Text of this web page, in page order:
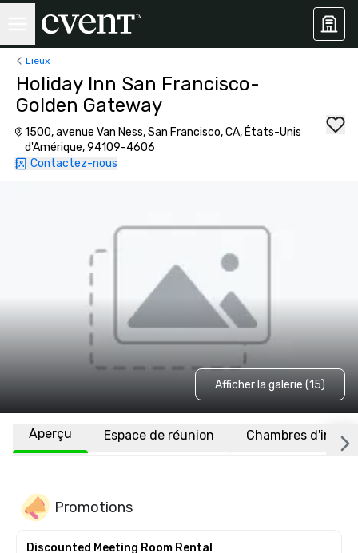
Lieux
Holiday Inn San Francisco-
Golden Gateway
1500, avenue Van Ness, San Francisco, CA, États-Unis
d'Amérique, 94109-4606
Contactez-nous
Afficher la galerie (15)
Aperçu Espace de réunion Chambres
Promotions
Discounted Meeting Room Rental